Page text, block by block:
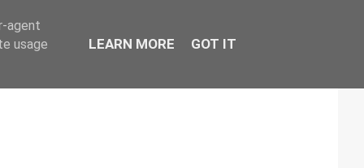
agent
usage
LEARN MORE GOT IT